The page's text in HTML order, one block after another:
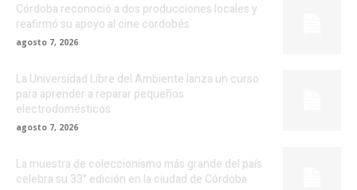
Córdoba reconoció a dos producciones locales y
reafirmó su apoyo al cine cordobés
agosto 7, 2026
La Universidad Libre del Ambiente lanza un curso
para aprender a reparar pequeños
electrodomésticos
agosto 7, 2026
La muestra de coleccionismo más grande del país
celebra su 33° edición en la ciudad de Córdoba